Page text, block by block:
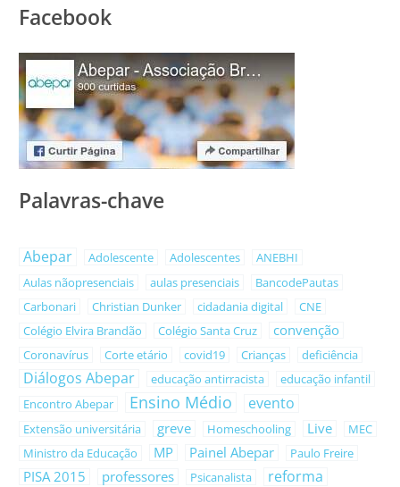
Facebook
Palavras-chave
Abepar Adolescente Adolescentes
ANEBHI
Aulas nãopresenciais
aulas presenciais
BancodePautas
Carbonari
Christian Dunker cidadania digital
CNE
Colégio Elvira Brandão
Colégio Santa Cruz convenção
Coronavírus Corte etário covid19 Crianças deficiência
Diálogos Abepar educação antirracista
educação infantil
Encontro Abepar
Ensino Médio evento
Extensão universitária greve Homeschooling Live
MEC
Ministro da Educação
MP Painel Abepar Paulo Freire
PISA 2015 professores Psicanalista reforma